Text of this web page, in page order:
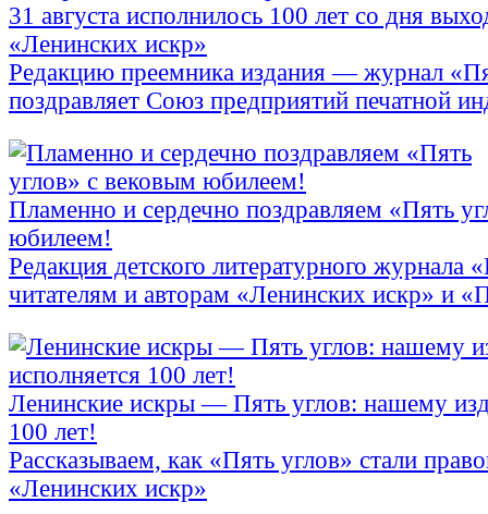
31 августа исполнилось 100 лет со дня
«Ленинских искр»
Редакцию преемника издания — журнал
поздравляет Союз предприятий печатной
Пламенно и сердечно поздравляем «Пять
юбилеем!
Редакция детского литературного журнала
читателям и авторам «Ленинских искр» и
Ленинские искры — Пять углов: нашему
100 лет!
Рассказываем, как «Пять углов» стали
«Ленинских искр»